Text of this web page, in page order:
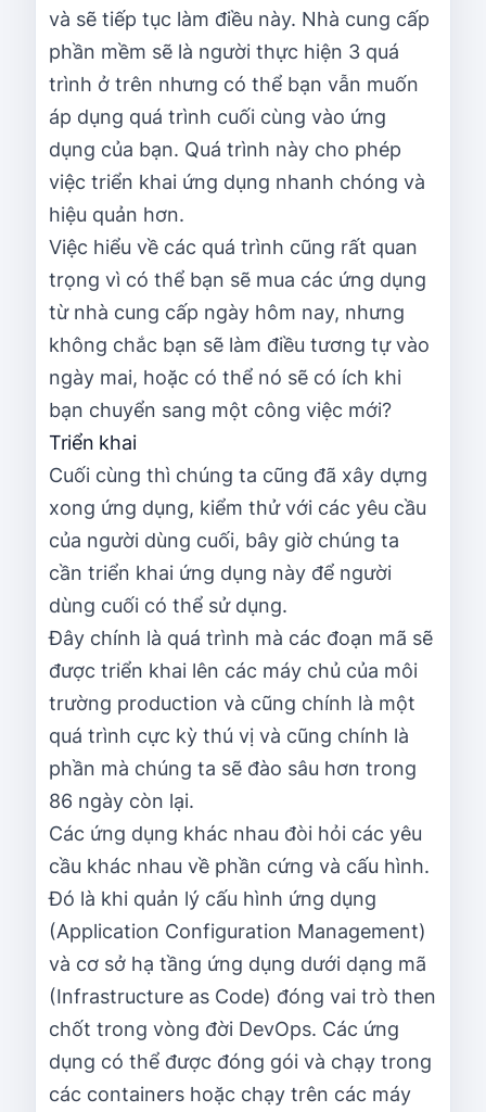
và sẽ tiếp tục làm điều này. Nhà cung cấp
phần mềm sẽ là người thực hiện 3 quá
trình ở trên nhưng có thể bạn vẫn muốn
áp dụng quá trình cuối cùng vào ứng
dụng của bạn. Quá trình này cho phép
việc triển khai ứng dụng nhanh chóng và
hiệu quản hơn.
Việc hiểu về các quá trình cũng rất quan
trọng vì có thể bạn sẽ mua các ứng dụng
từ nhà cung cấp ngày hôm nay, nhưng
không chắc bạn sẽ làm điều tương tự vào
ngày mai, hoặc có thể nó sẽ có ích khi
bạn chuyển sang một công việc mới?
Triển khai
Cuối cùng thì chúng ta cũng đã xây dựng
xong ứng dụng, kiểm thử với các yêu cầu
của người dùng cuối, bây giờ chúng ta
cần triển khai ứng dụng này để người
dùng cuối có thể sử dụng.
Đây chính là quá trình mà các đoạn mã sẽ
được triển khai lên các máy chủ của môi
trường production và cũng chính là một
quá trình cực kỳ thú vị và cũng chính là
phần mà chúng ta sẽ đào sâu hơn trong
86 ngày còn lại.
Các ứng dụng khác nhau đòi hỏi các yêu
cầu khác nhau về phần cứng và cấu hình.
Đó là khi quản lý cấu hình ứng dụng
(Application Configuration Management)
và cơ sở hạ tầng ứng dụng dưới dạng mã
(Infrastructure as Code) đóng vai trò then
chốt trong vòng đời DevOps. Các ứng
dụng có thể được đóng gói và chạy trong
các containers hoặc chạy trên các máy